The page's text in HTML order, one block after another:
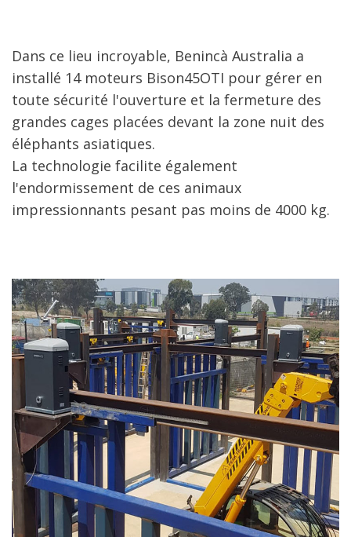
Dans ce lieu incroyable, Benincà Australia a
installé 14 moteurs Bison45OTI pour gérer en
toute sécurité l'ouverture et la fermeture des
grandes cages placées devant la zone nuit des
éléphants asiatiques.
La technologie facilite également
l'endormissement de ces animaux
impressionnants pesant pas moins de 4000 kg.